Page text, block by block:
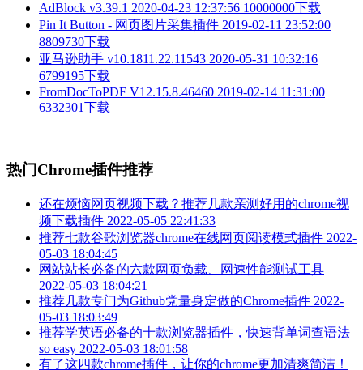
AdBlock v3.39.1 2020-04-23 12:37:56 10000000下载
Pin It Button - 网页图片采集插件 2019-02-11 23:52:00
8809730下载
亚马逊助手 v10.1811.22.11543 2020-05-31 10:32:16
6799195下载
FromDocToPDF V12.15.8.46460 2019-02-14 11:31:00
6332301下载
热门Chrome插件推荐
还在烦恼网页视频下载？推荐几款亲测好用的chrome视
频下载插件 2022-05-05 22:41:33
推荐七款谷歌浏览器chrome在线网页阅读模式插件 2022-
05-03 18:04:45
网站站长必备的六款网页负载、网速性能测试工具
2022-05-03 18:04:21
推荐几款专门为Github党量身定做的Chrome插件 2022-
05-03 18:03:49
推荐学英语必备的十款浏览器插件，快速背单词查语法
so easy 2022-05-03 18:01:58
有了这四款chrome插件，让你的chrome更加清爽简洁！